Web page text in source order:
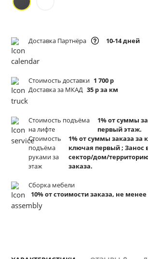
Доставка Партнёра 10-14 дней
Стоимость доставки 1 700 р
Доставка за МКАД 35 р за км
Стоимость подъёма
на лифте
1% от суммы
первый этаж.
Стоимость
подъёма
руками за
этаж
1% от суммы заказа за
ключая первый ; Занос
сектор/дом/
заказа.
Сборка мебели
10% от стоимости заказа, не менее